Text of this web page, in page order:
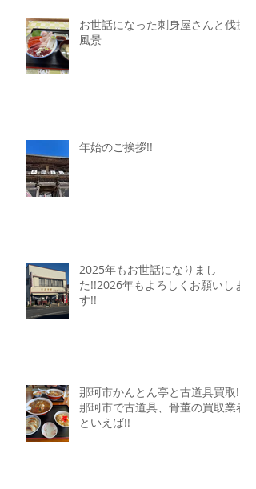
お世話になった刺身屋さんと伐採
風景
年始のご挨拶!!
2025年もお世話になりまし
た!!2026年もよろしくお願いしま
す!!
那珂市かんとん亭と古道具買取!!
那珂市で古道具、骨董の買取業者
といえば!!